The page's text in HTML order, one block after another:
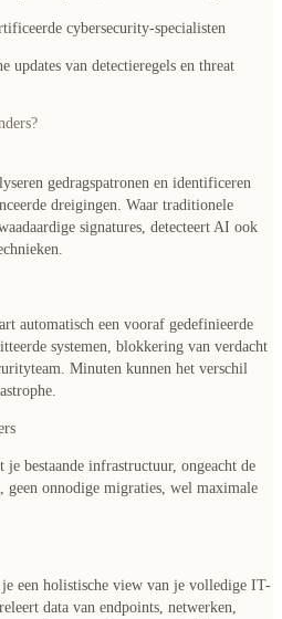
cybersecurity-specialisten
updates van detectieregels en threat
gedragspatronen en identificeren
dreigingen. Waar traditionele
signatures, detecteert AI ook
automatisch een vooraf gedefinieerde
systemen, blokkering van verdacht
Minuten kunnen het verschil
bestaande infrastructuur, ongeacht de
geen onnodige migraties, wel maximale
een holistische view van je volledige IT-
data van endpoints, netwerken,